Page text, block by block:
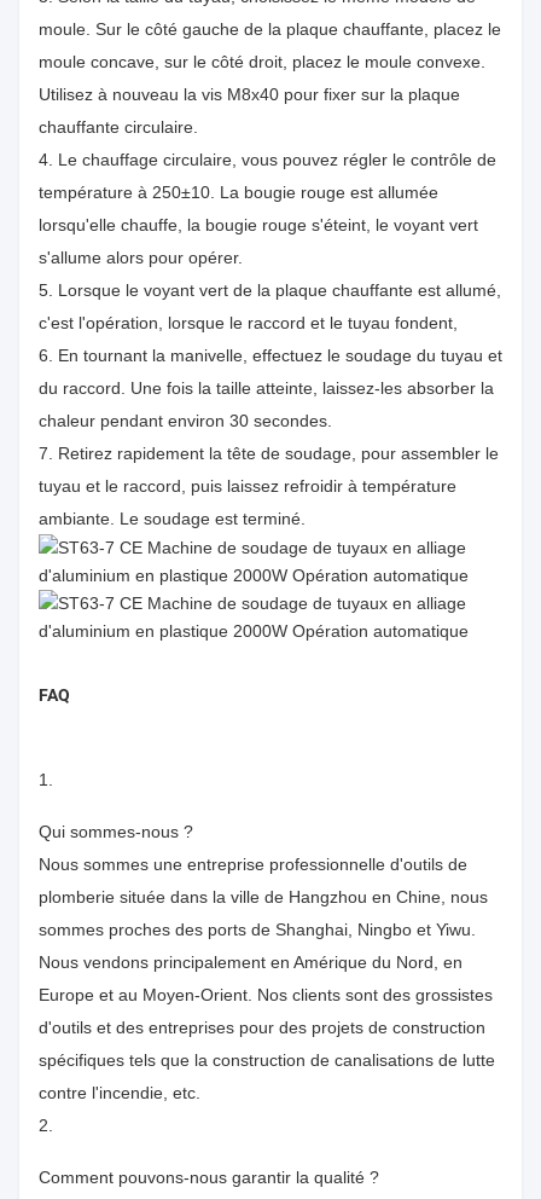
moule. Sur le côté gauche de la plaque chauffante, placez le
moule concave, sur le côté droit, placez le moule convexe.
Utilisez à nouveau la vis M8x40 pour fixer sur la plaque
chauffante circulaire.
4. Le chauffage circulaire, vous pouvez régler le contrôle de
température à 250±10. La bougie rouge est allumée
lorsqu'elle chauffe, la bougie rouge s'éteint, le voyant vert
s'allume alors pour opérer.
5. Lorsque le voyant vert de la plaque chauffante est allumé,
c'est l'opération, lorsque le raccord et le tuyau fondent,
6. En tournant la manivelle, effectuez le soudage du tuyau et
du raccord. Une fois la taille atteinte, laissez-les absorber la
chaleur pendant environ 30 secondes.
7. Retirez rapidement la tête de soudage, pour assembler le
tuyau et le raccord, puis laissez refroidir à température
ambiante. Le soudage est terminé.
FAQ
1.
Qui sommes-nous ?
Nous sommes une entreprise professionnelle d'outils de
plomberie située dans la ville de Hangzhou en Chine, nous
sommes proches des ports de Shanghai, Ningbo et Yiwu.
Nous vendons principalement en Amérique du Nord, en
Europe et au Moyen-Orient. Nos clients sont des grossistes
d'outils et des entreprises pour des projets de construction
spécifiques tels que la construction de canalisations de lutte
contre l'incendie, etc.
2.
Comment pouvons-nous garantir la qualité ?